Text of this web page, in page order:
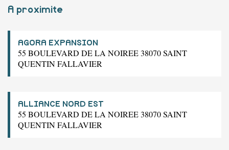
A proximite
AGORA EXPANSION
55 BOULEVARD DE LA NOIREE 38070 SAINT
QUENTIN FALLAVIER
ALLIANCE NORD EST
55 BOULEVARD DE LA NOIREE 38070 SAINT
QUENTIN FALLAVIER